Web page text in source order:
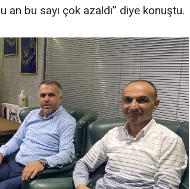
bu sayı çok azaldı” diye konuştu.